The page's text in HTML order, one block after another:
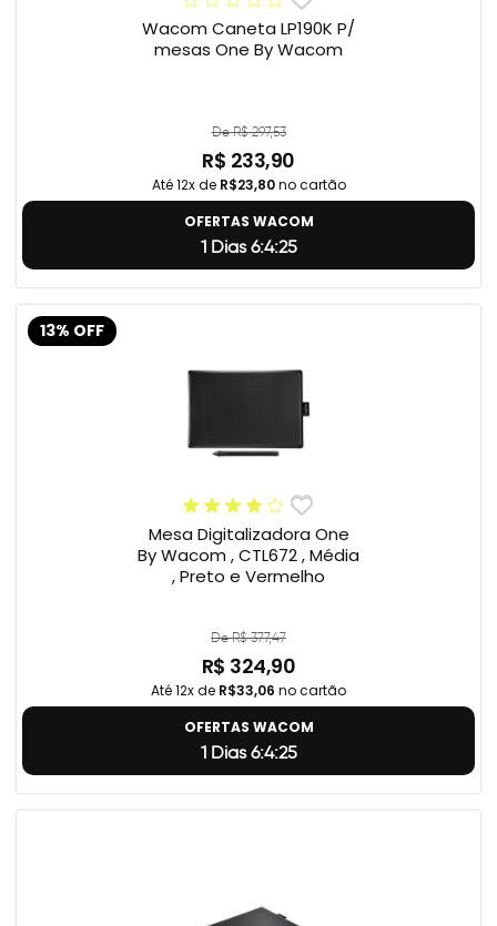
Wacom Caneta LP190K P/
mesas One By Wacom
De R$ 297,53
R$ 233,90
Até 12x de R$23,80no cartão
OFERTAS WACOM
1 Dias 6:4:25
13% OFF
Mesa Digitalizadora One
By Wacom , CTL672 , Média
, Preto e Vermelho
De R$ 377,47
R$ 324,90
Até 12x de R$33,06 no cartão
OFERTAS WACOM
1 Dias 6:4:25